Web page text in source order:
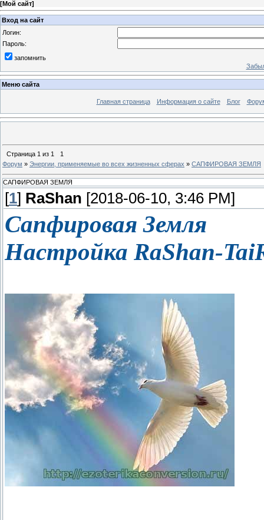
[Мой сайт]
Вход на сайт
Логин:
Пароль:
запомнить
Меню сайта
Главная страница Информация о сайте Блог
Страница 1 из 1
1
Форум » Энергии, применяемые во всех жизненных сферах » САПФИРОВАЯ ЗЕМЛЯ
САПФИРОВАЯ ЗЕМЛЯ
[1] RaShan [2018-06-10, 3:46 PM]
Сапфировая Земля
Настройка RaShan-